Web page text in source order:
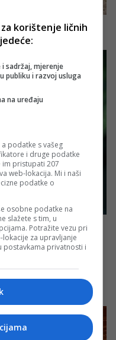
za korištenje ličnih
sadržaj, mjerenje
publiku i razvoj usluga
na uređaju
podatke s vašeg
i druge podatke
pristupati 207
web-lokacija. Mi i naši
podatke o
osobne podatke na
slažete s tim, u
Potražite vezu pri
za upravljanje
postavkama privatnosti i